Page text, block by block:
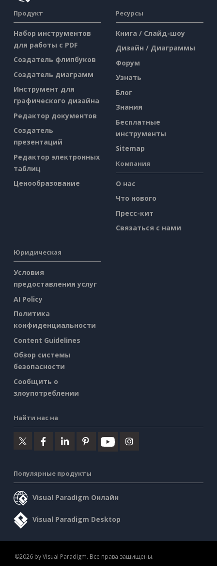
Продукт
Набор инструментов
для работы с PDF
Создатель флипбуков
Создатель диаграмм
Инструмент для
графического дизайна
Редактор документов
Создатель
презентаций
Редактор электронных
таблиц
Ценообразование
Ресурсы
Книга / Слайд-шоу
Дизайн / Диаграммы
Форум
Узнать
Блог
Знания
Бесплатные
инструменты
Sitemap
Компания
О нас
Что нового
Пресс-кит
Связаться с нами
Юридическая
Условия
предоставления услуг
AI Policy
Политика
конфиденциальности
Content Guidelines
Обзор системы
безопасности
Сообщить о
злоупотреблении
Найти нас на
Популярные продукты
Visual Paradigm Онлайн
Visual Paradigm Desktop
©2026 by Visual Paradigm. Все права защищены.